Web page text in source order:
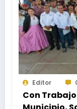
Editor
Con